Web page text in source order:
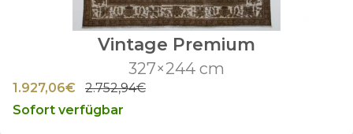
Vintage Premium
327×244 cm
1.927,06€
2.752,94€
Sofort verfügbar